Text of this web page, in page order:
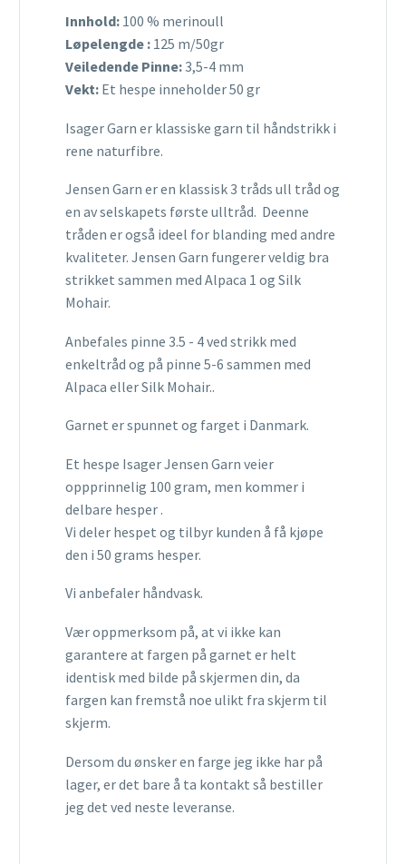
Innhold: 100 % merinoull
Løpelengde : 125 m/50gr
Veiledende Pinne:3,5-4 mm
Vekt: Et hespe inneholder 50 gr
Isager Garn er klassiske garn til håndstrikk i
rene naturfibre.
Jensen Garn er en klassisk 3 tråds ull tråd og
en av selskapets første ulltråd. Deenne
tråden er også ideel for blanding med andre
kvaliteter. Jensen Garn fungerer veldig bra
strikket sammen med Alpaca 1 og Silk
Mohair.
Anbefales pinne 3.5 - 4 ved strikk med
enkeltråd og på pinne 5-6 sammen med
Alpaca eller Silk Mohair..
Garnet er spunnet og farget i Danmark.
Et hespe Isager Jensen Garn veier
oppprinnelig 100 gram, men kommer i
delbare hesper .
Vi deler hespet og tilbyr kunden å få kjøpe
den i 50 grams hesper.
Vi anbefaler håndvask.
Vær oppmerksom på, at vi ikke kan
garantere at fargen på garnet er helt
identisk med bilde på skjermen din, da
fargen kan fremstå noe ulikt fra skjerm til
skjerm.
Dersom du ønsker en farge jeg ikke har på
lager, er det bare å ta kontakt så bestiller
jeg det ved neste leveranse.